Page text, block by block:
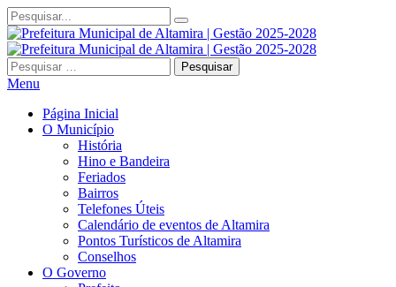
Pesquisar
por:
Menu
Página Inicial
O Município
História
Hino e Bandeira
Feriados
Bairros
Telefones Úteis
Calendário de eventos de Altamira
Pontos Turísticos de Altamira
Conselhos
O Governo